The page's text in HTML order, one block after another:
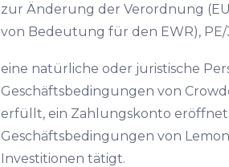
zur Änderung der Verordnung
von Bedeutung für den EWR), PE/
eine natürliche oder juristische
Geschäftsbedingungen von
erfüllt, ein Zahlungskonto
Geschäftsbedingungen von
Investitionen tätigt.